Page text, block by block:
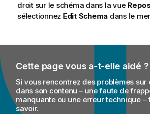
droit sur le schéma dans la vue
sélectionnez Edit Schema dans le
Cette page vous a-t-elle aidé ?
Si vous rencontrez des problèmes sur
dans son contenu – une faute de
manquante ou une erreur technique
savoir.